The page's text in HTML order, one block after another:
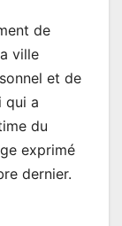
de
ville
et de
qui a
du
exprimé
dernier.